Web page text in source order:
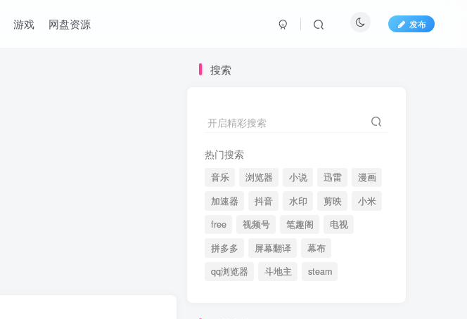
游戏 网盘资源 发布
搜索
开启精彩搜索
热门搜索
音乐 浏览器 小说 迅雷
漫画
加速器
抖音 水印 剪映
小米
free
视频号 笔趣阁
电视
拼多多
屏幕翻译
幕布
qq浏览器
斗地主 steam